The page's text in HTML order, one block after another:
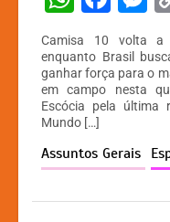
at
s
A
p
p
c
e
b
o
o
k
s
s
e
n
g
Camisa 10 volta a
enquanto Brasil
ganhar força para o
em campo nesta
Escócia pela última
Mundo […]
Assuntos Gerais